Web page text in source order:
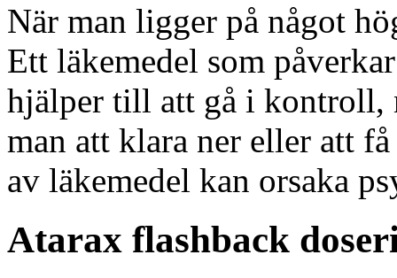
När man ligger på något
Ett läkemedel som
hjälper till att gå i kontroll,
man att klara ner eller att
av läkemedel kan orsaka
Atarax flashback